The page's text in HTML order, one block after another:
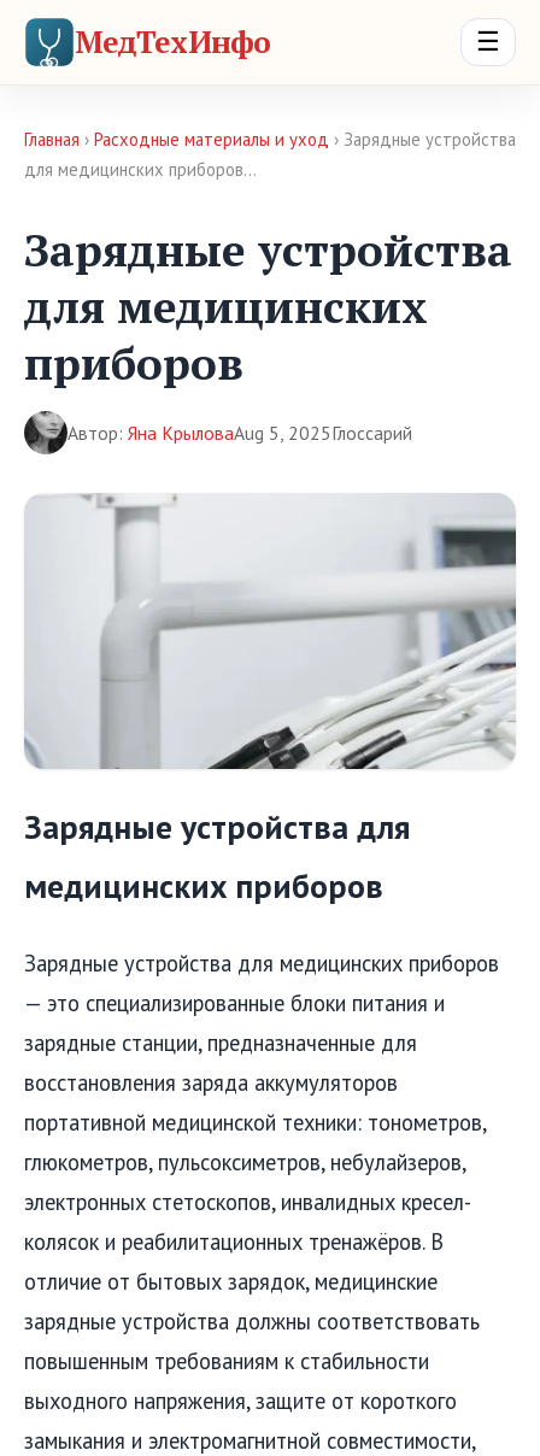
МедТехИнфо ☰
Главная › Расходные материалы и уход › Зарядные устройства
для медицинских приборов…
Зарядные устройства
для медицинских
приборов
Автор: Яна КрыловаAug 5, 2025Глоссарий
Зарядные устройства для
медицинских приборов
Зарядные устройства для медицинских приборов
— это специализированные блоки питания и
зарядные станции, предназначенные для
восстановления заряда аккумуляторов
портативной медицинской техники: тонометров,
глюкометров, пульсоксиметров, небулайзеров,
электронных стетоскопов, инвалидных кресел-
колясок и реабилитационных тренажёров. В
отличие от бытовых зарядок, медицинские
зарядные устройства должны соответствовать
повышенным требованиям к стабильности
выходного напряжения, защите от короткого
замыкания и электромагнитной совместимости,